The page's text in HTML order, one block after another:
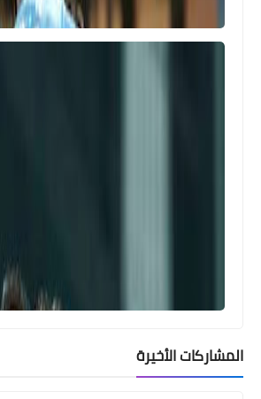
المشاركات الأخيرة